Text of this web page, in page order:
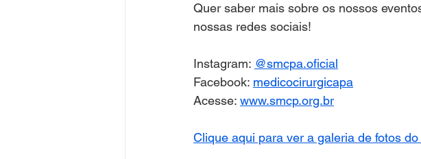
Quer saber mais sobre os nossos
nossas redes sociais!
Instagram: @smcpa.oficial
Facebook: medicocirurgicapa
Acesse: www.smcp.org.br
Clique aqui para ver a galeria de fotos